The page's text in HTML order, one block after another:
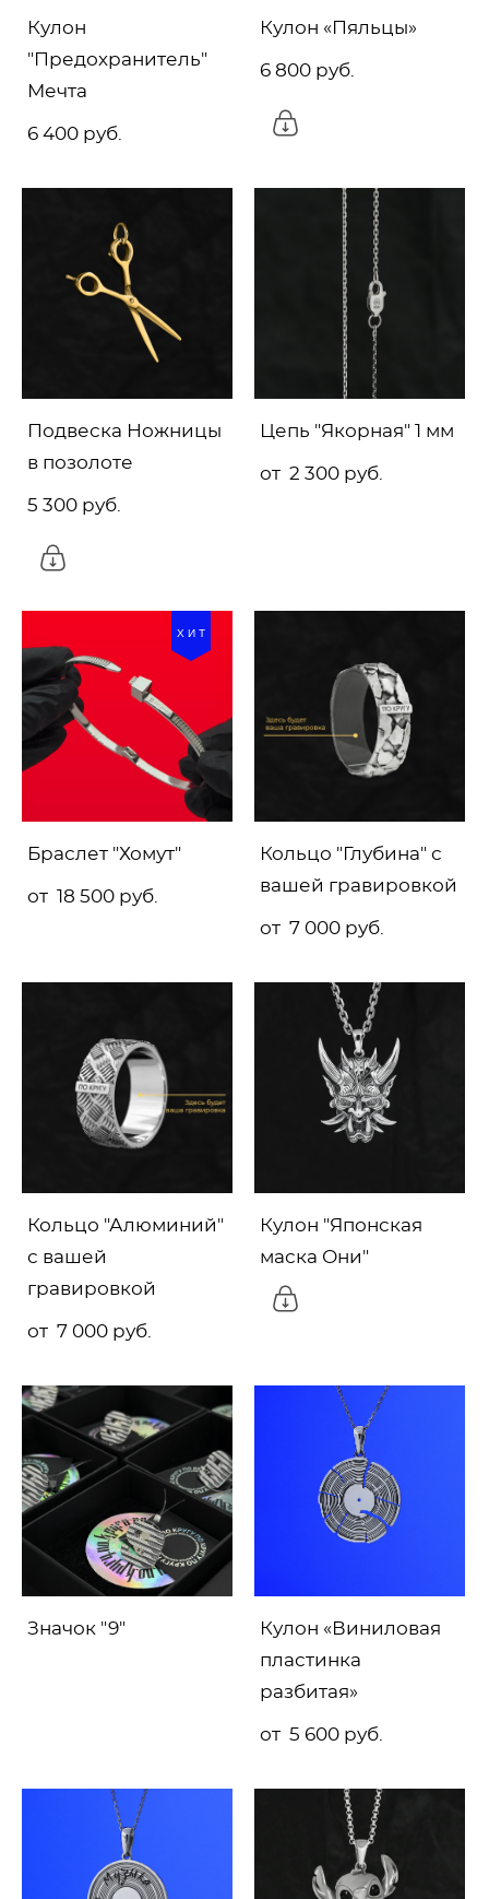
Кулон
"Предохранитель"
Мечта
6 400 pуб.
Кулон «Пяльцы»
6 800 pуб.
Подвеска Ножницы
в позолоте
5 300 pуб.
Цепь "Якорная" 1 мм
от 2 300 pуб.
ХИТ
Браслет "Хомут"
от 18 500 pуб.
Кольцо "Глубина" с
вашей гравировкой
от 7 000 pуб.
Кольцо "Алюминий"
с вашей
гравировкой
от 7 000 pуб.
Кулон "Японская
маска Они"
Значок "9"
Кулон «Виниловая
пластинка
разбитая»
от 5 600 pуб.